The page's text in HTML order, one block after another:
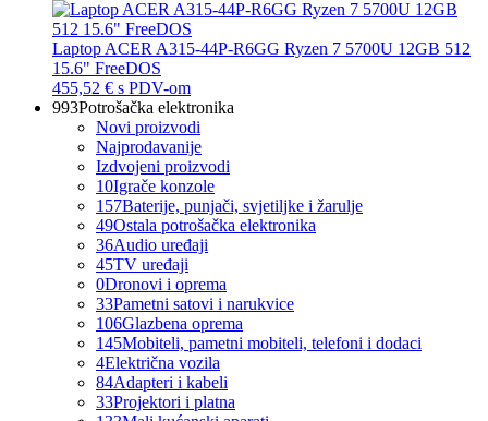
Laptop ACER A315-44P-R6GG Ryzen 7 5700U 12GB 512
15.6" FreeDOS
455,52 € s PDV-om
993Potrošačka elektronika
Novi proizvodi
Najprodavanije
Izdvojeni proizvodi
10Igrače konzole
157Baterije, punjači, svjetiljke i žarulje
49Ostala potrošačka elektronika
36Audio uređaji
45TV uređaji
0Dronovi i oprema
33Pametni satovi i narukvice
106Glazbena oprema
145Mobiteli, pametni mobiteli, telefoni i dodaci
4Električna vozila
84Adapteri i kabeli
33Projektori i platna